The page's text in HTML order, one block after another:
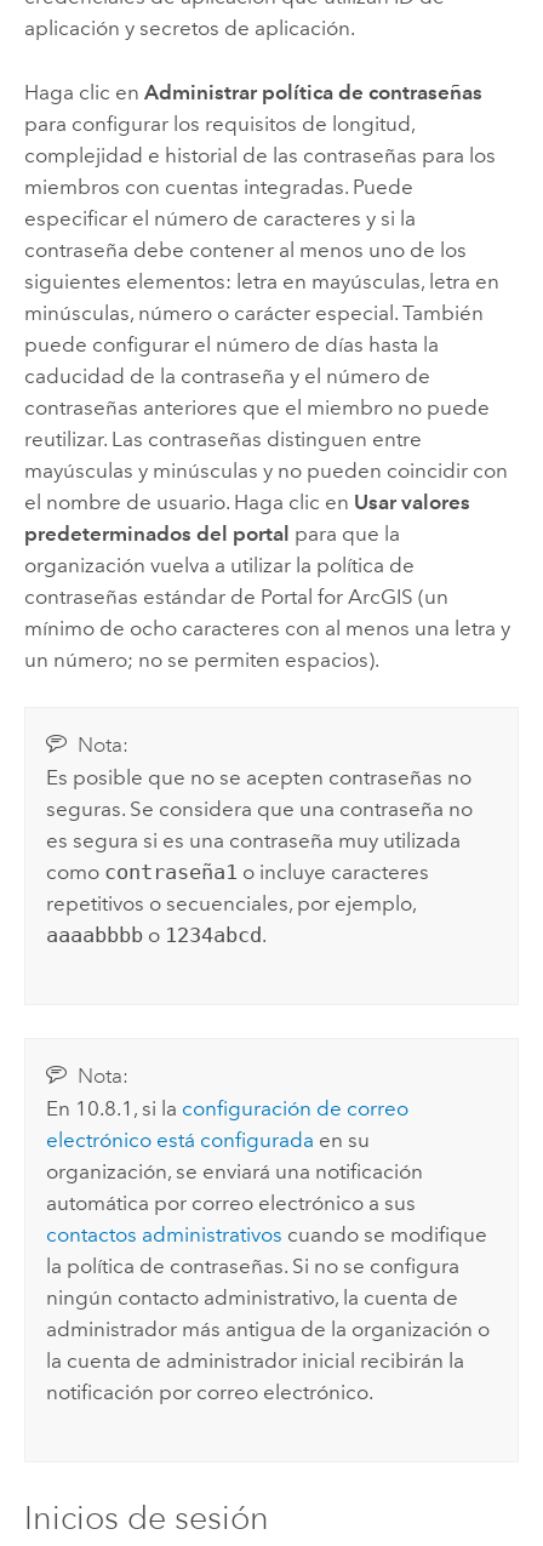
aplicación y secretos de aplicación.
Haga clic en Administrar política de contraseñas
para configurar los requisitos de longitud,
complejidad e historial de las contraseñas para los
miembros con cuentas integradas. Puede
especificar el número de caracteres y si la
contraseña debe contener al menos uno de los
siguientes elementos: letra en mayúsculas, letra en
minúsculas, número o carácter especial. También
puede configurar el número de días hasta la
caducidad de la contraseña y el número de
contraseñas anteriores que el miembro no puede
reutilizar. Las contraseñas distinguen entre
mayúsculas y minúsculas y no pueden coincidir con
el nombre de usuario. Haga clic en Usar valores
predeterminados del portal para que la
organización vuelva a utilizar la política de
contraseñas estándar de Portal for ArcGIS (un
mínimo de ocho caracteres con al menos una letra y
un número; no se permiten espacios).
Nota:
Es posible que no se acepten contraseñas no
seguras. Se considera que una contraseña no
es segura si es una contraseña muy utilizada
como contraseña1 o incluye caracteres
repetitivos o secuenciales, por ejemplo,
aaaabbbb o 1234abcd .
Nota:
En 10.8.1, si la configuración de correo
electrónico está configurada en su
organización, se enviará una notificación
automática por correo electrónico a sus
contactos administrativos cuando se modifique
la política de contraseñas. Si no se configura
ningún contacto administrativo, la cuenta de
administrador más antigua de la organización o
la cuenta de administrador inicial recibirán la
notificación por correo electrónico.
Inicios de sesión